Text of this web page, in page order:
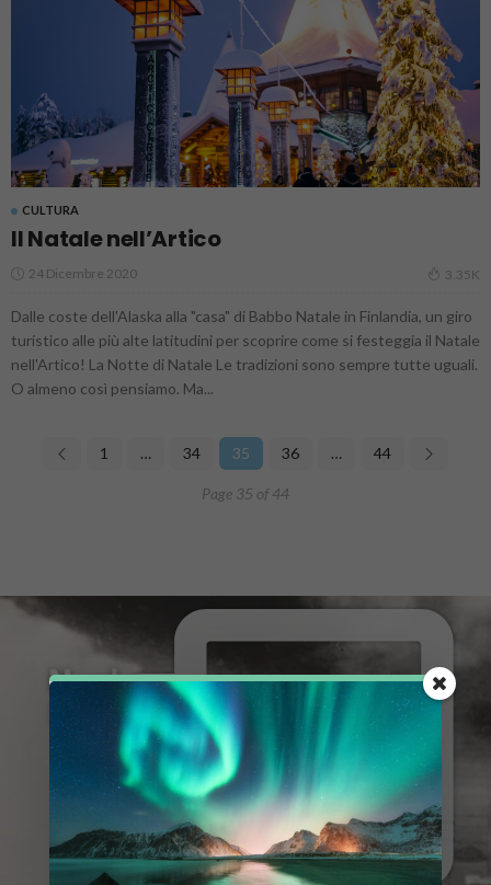
CULTURA
Il Natale nell’Artico
24 Dicembre 2020 3.35K
Dalle coste dell'Alaska alla "casa" di Babbo Natale in Finlandia, un giro
turistico alle più alte latitudini per scoprire come si festeggia il Natale
nell'Artico! La Notte di Natale Le tradizioni sono sempre tutte uguali.
O almeno così pensiamo. Ma...
1 … 34 35 36 … 44
Page 35 of 44